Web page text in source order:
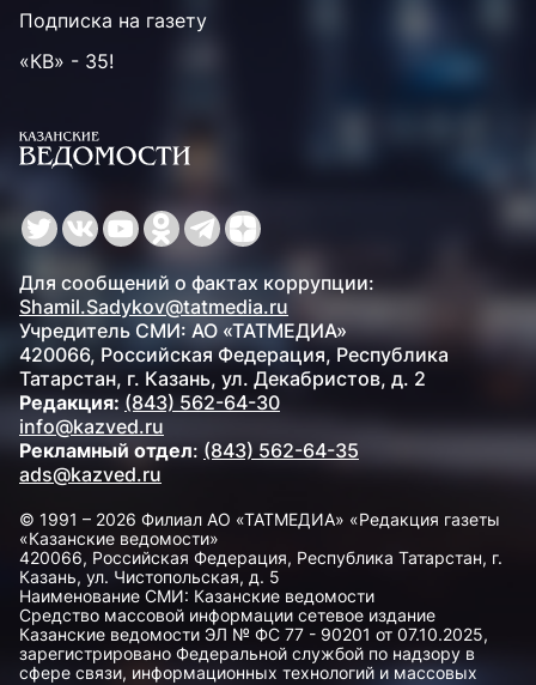
Подписка на газету
«КВ» - 35!
Для сообщений о фактах коррупции:
Shamil.Sadykov@tatmedia.ru
Учредитель СМИ: АО «ТАТМЕДИА»
420066, Российская Федерация, Республика
Татарстан, г. Казань, ул. Декабристов, д. 2
Редакция: (843) 562-64-30
info@kazved.ru
Рекламный отдел: (843) 562-64-35
ads@kazved.ru
© 1991 – 2026 Филиал АО «ТАТМЕДИА» «Редакция газеты
«Казанские ведомости»
420066, Российская Федерация, Республика Татарстан, г.
Казань, ул. Чистопольская, д. 5
Наименование СМИ: Казанские ведомости
Средство массовой информации сетевое издание
Казанские ведомости ЭЛ № ФС 77 - 90201 от 07.10.2025,
зарегистрировано Федеральной службой по надзору в
сфере связи, информационных технологий и массовых